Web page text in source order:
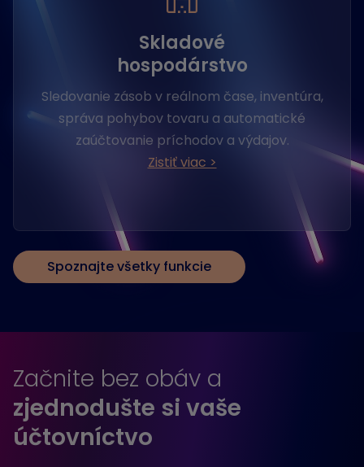
Skladové
hospodárstvo
Sledovanie zásob v reálnom čase, inventúra,
správa pohybov tovaru a automatické
zaúčtovanie príchodov a výdajov.
Zistiť viac >
Spoznajte všetky funkcie
Začnite bez obáv a
zjednodušte si vaše
účtovníctvo